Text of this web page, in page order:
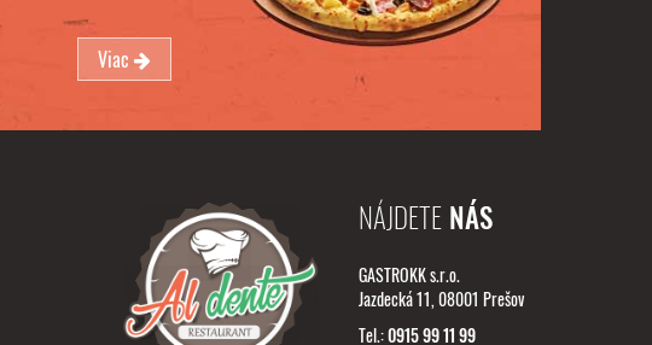
Viac
NÁJDETE NÁS
GASTROKK s.r.o.
Jazdecká 11, 08001 Prešov
Tel.:0915 99 11 99